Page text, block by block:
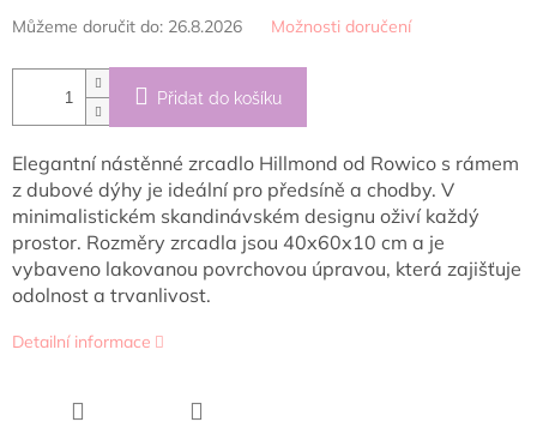
Můžeme doručit do: 26.8.2026 Možnosti doručení
Přidat do košíku
Elegantní nástěnné zrcadlo Hillmond od Rowico s rámem
z dubové dýhy je ideální pro předsíně a chodby. V
minimalistickém skandinávském designu oživí každý
prostor. Rozměry zrcadla jsou 40x60x10 cm a je
vybaveno lakovanou povrchovou úpravou, která zajišťuje
odolnost a trvanlivost.
Detailní informace